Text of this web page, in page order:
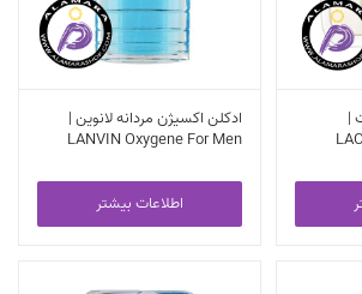
|
ادکلن اکسیژن مردانه لانوین |
LANVIN Oxygene For Men
اطلاعات بیشتر